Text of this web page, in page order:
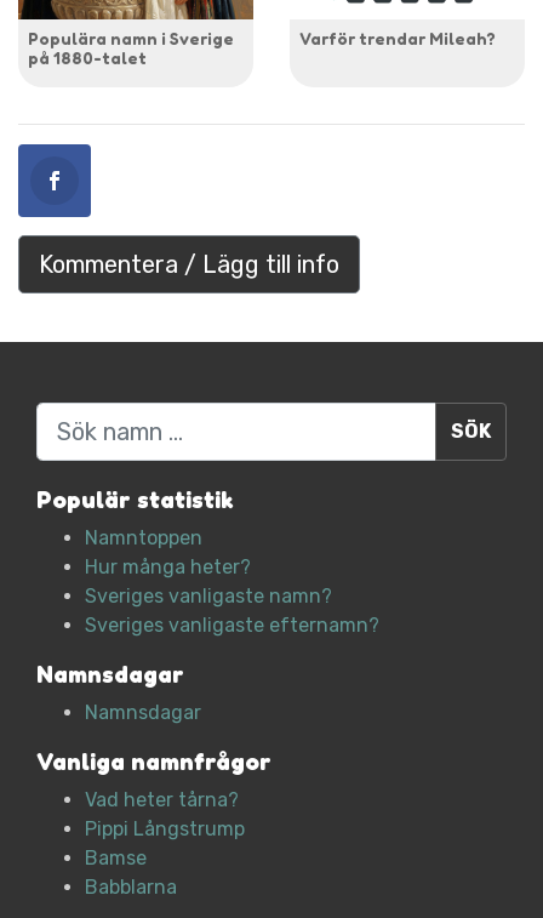
Populära namn i Sverige
på 1880-talet
Varför trendar Mileah?
Kommentera / Lägg till info
Sök
Populär statistik
Namntoppen
Hur många heter?
Sveriges vanligaste namn?
Sveriges vanligaste efternamn?
Namnsdagar
Namnsdagar
Vanliga namnfrågor
Vad heter tårna?
Pippi Långstrump
Bamse
Babblarna